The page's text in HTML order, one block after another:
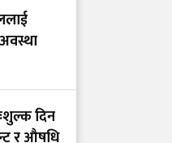
पत्ता
जीवन
दिन